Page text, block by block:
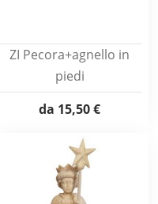
ZI Pecora+agnello in
piedi
da 15,50 €